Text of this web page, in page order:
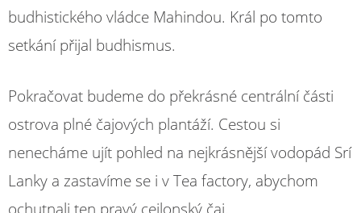
budhistického vládce Mahindou. Král po tomto
setkání přijal budhismus.
Pokračovat budeme do překrásné centrální části
ostrova plné čajových plantáží. Cestou si
nenecháme ujít pohled na nejkrásnější vodopád Srí
Lanky a zastavíme se i v Tea factory, abychom